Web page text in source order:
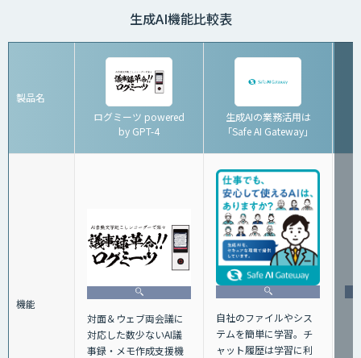
生成AI機能比較表
製品名
ログミーツ powered
by GPT-4
生成AIの業務活用は
「Safe AI Gateway」
機能
対面＆ウェブ両会議に
対応した数少ないAI議
事録・メモ作成支援機
自社のファイルやシス
テムを簡単に学習。チ
ャット履歴は学習に利